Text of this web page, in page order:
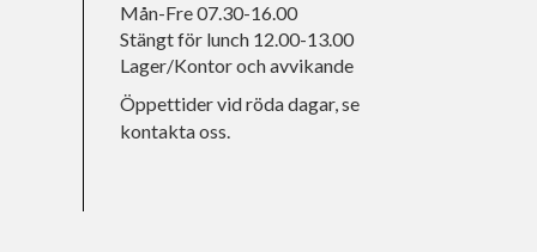
Mån-Fre 07.30-16.00
Stängt för lunch 12.00-13.00
Lager/Kontor och avvikande
Öppettider vid röda dagar, se
kontakta oss.